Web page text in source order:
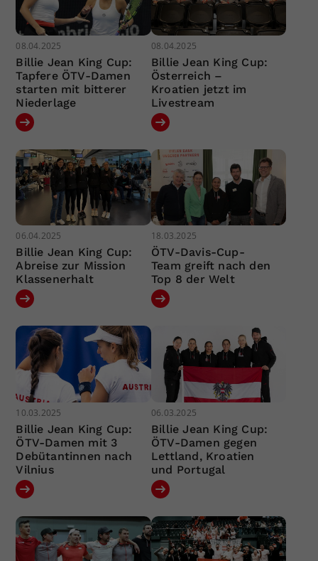
08.04.2025
Billie Jean King Cup:
Tapfere ÖTV-Damen
starten mit bitterer
Niederlage
08.04.2025
Billie Jean King Cup:
Österreich –
Kroatien jetzt im
Livestream
06.04.2025
Billie Jean King Cup:
Abreise zur Mission
Klassenerhalt
18.03.2025
ÖTV-Davis-Cup-
Team greift nach den
Top 8 der Welt
10.03.2025
Billie Jean King Cup:
ÖTV-Damen mit 3
Debütantinnen nach
Vilnius
06.03.2025
Billie Jean King Cup:
ÖTV-Damen gegen
Lettland, Kroatien
und Portugal